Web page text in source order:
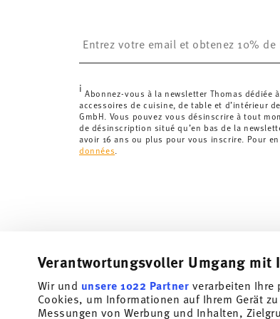
Verantwortungsvoller Umgang mit
Wir und unsere 1022 Partner verarbeiten Ihre
Cookies, um Informationen auf Ihrem Gerät
Messungen von Werbung und Inhalten,
Suisse :Les livraisons en Suisse sont
inférieure à 69,90 CHF, les frais de livraison
Délai de livraison en France :5-7 jours
les délais de livraison vers d'autres paysici .
Retours :Pour les retours, veuillez utiliser
i Abonnez-vous à la newsletter Thomas dédiée
accessoires de cuisine, de table et d’intérieur
GmbH. Vous pouvez vous désinscrire à tout
de désinscription situé qu’en bas de la
avoir 16 ans ou plus pour vous inscrire. Pour
données
Abonnez-vous à notre newsletter et recevez une
Tiens-toi au courant des nouveautés,